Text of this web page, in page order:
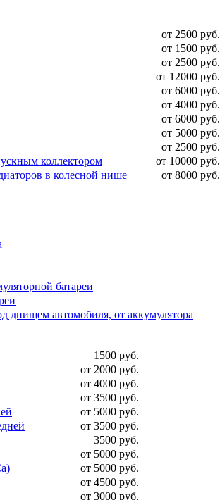
от 2500 руб.
от 1500 руб.
от 2500 руб.
от 12000 руб.
от 6000 руб.
от 4000 руб.
от 6000 руб.
от 5000 руб.
от 2500 руб.
коллектором
от 10000 руб.
в колесной нише
от 8000 руб.
батареи
днищем автомобиля, от аккумулятора
1500 руб.
от 2000 руб.
от 4000 руб.
от 3500 руб.
от 5000 руб.
от 3500 руб.
3500 руб.
от 5000 руб.
от 5000 руб.
от 4500 руб.
от 3000 руб.